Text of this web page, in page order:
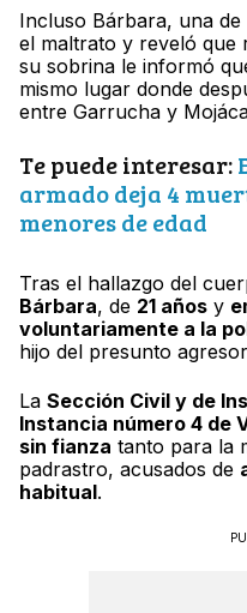
Incluso Bárbara, una
el maltrato y reveló que
su sobrina le informó
mismo lugar donde
entre Garrucha y
Te puede interesar:
armado deja 4
menores de edad
Tras el hallazgo del
Bárbara, de 21 años y
voluntariamente a la
hijo del presunto
La Sección Civil y de
Instancia número 4 de
sin fianza tanto para la
padrastro, acusados de
habitual.